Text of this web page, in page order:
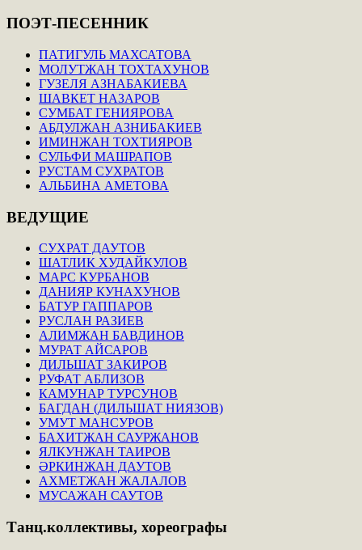
ПОЭТ-ПЕСЕННИК
ПАТИГУЛЬ МАХСАТОВА
МОЛУТЖАН ТОХТАХУНОВ
ГУЗЕЛЯ АЗНАБАКИЕВА
ШАВКЕТ НАЗАРОВ
СУМБАТ ГЕНИЯРОВА
АБДУЛЖАН АЗНИБАКИЕВ
ИМИНЖАН ТОХТИЯРОВ
СУЛЬФИ МАШРАПОВ
РУСТАМ СУХРАТОВ
АЛЬБИНА АМЕТОВА
ВЕДУЩИЕ
СУХРАТ ДАУТОВ
ШАТЛИК ХУДАЙКУЛОВ
МАРС КУРБАНОВ
ДАНИЯР КУНАХУНОВ
БАТУР ГАППАРОВ
РУСЛАН РАЗИЕВ
АЛИМЖАН БАВДИНОВ
МУРАТ АЙСАРОВ
ДИЛЬШАТ ЗАКИРОВ
РУФАТ АБЛИЗОВ
КАМУНАР ТУРСУНОВ
БАГДАН (ДИЛЬШАТ НИЯЗОВ)
УМУТ МАНСУРОВ
БАХИТЖАН САУРЖАНОВ
ЯЛКУНЖАН ТАИРОВ
ӘРКИНЖАН ДАУТОВ
АХМЕТЖАН ЖАЛАЛОВ
МУСАЖАН САУТОВ
Танц.коллективы, хореографы